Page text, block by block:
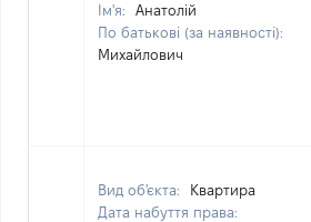
Ім'я:
Анатолій
По батькові (за наявності):
Михайлович
Вид об'єкта:
Квартира
Дата набуття права: